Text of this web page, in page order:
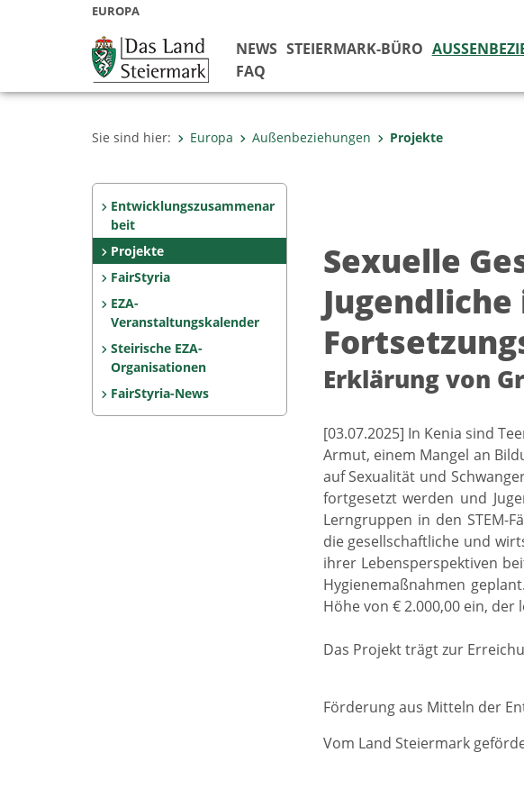
EUROPA
NEWS STEIERMARK-BÜRO
FAQ
Sie sind hier: Europa Außenbeziehungen Projekte
Entwicklungszusammenar
beit
Projekte
FairStyria
EZA-
Veranstaltungskalender
Steirische EZA-
Organisationen
FairStyria-News
Sexuelle
Erklärung von
[03.07.2025] In Kenia sind
Armut, einem Mangel an
auf Sexualität und
fortgesetzt werden und
Lerngruppen in den STEM-
die gesellschaftliche und
ihrer Lebensperspektiven
Hygienemaßnahmen
Höhe von € 2.000,00 ein,
Das Projekt trägt zur
Förderung aus Mitteln der
Vom Land Steiermark